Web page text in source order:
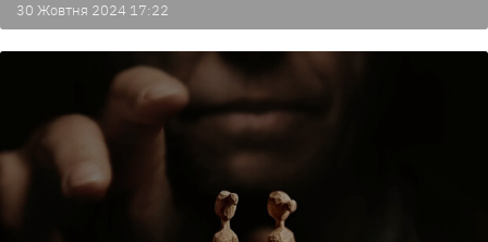
30 Жовтня 2024 17:22